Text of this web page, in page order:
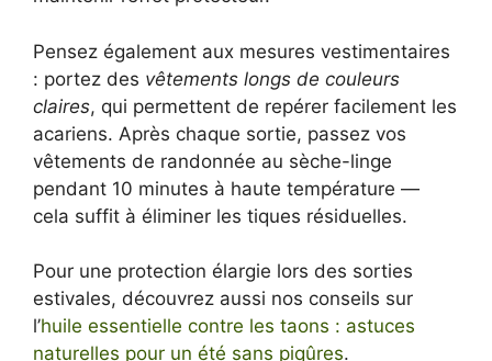
Pensez également aux mesures vestimentaires
: portez des vêtements longs de couleurs
claires, qui permettent de repérer facilement les
acariens. Après chaque sortie, passez vos
vêtements de randonnée au sèche-linge
pendant 10 minutes à haute température —
cela suffit à éliminer les tiques résiduelles.
Pour une protection élargie lors des sorties
estivales, découvrez aussi nos conseils sur
l’huile essentielle contre les taons : astuces
naturelles pour un été sans piqûres.